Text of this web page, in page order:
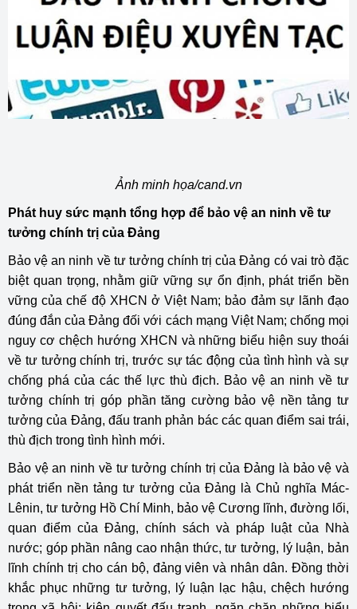
Ảnh minh họa/cand.vn
Phát huy sức mạnh tổng hợp để bảo vệ an ninh về tư
tưởng chính trị của Đảng
Bảo vệ an ninh về tư tưởng chính trị của Đảng có vai trò đặc
biệt quan trọng, nhằm giữ vững sự ổn định, phát triển bền
vững của chế độ XHCN ở Việt Nam; bảo đảm sự lãnh đạo
đúng đắn của Đảng đối với cách mạng Việt Nam; chống mọi
nguy cơ chệch hướng XHCN và những biểu hiện suy thoái
về tư tưởng chính trị, trước sự tác động của tình hình và sự
chống phá của các thế lực thù địch. Bảo vệ an ninh về tư
tưởng chính trị góp phần tăng cường bảo vệ nền tảng tư
tưởng của Đảng, đấu tranh phản bác các quan điểm sai trái,
thù địch trong tình hình mới.
Bảo vệ an ninh về tư tưởng chính trị của Đảng là bảo vệ và
phát triển nền tảng tư tưởng của Đảng là Chủ nghĩa Mác-
Lênin, tư tưởng Hồ Chí Minh, bảo vệ Cương lĩnh, đường lối,
quan điểm của Đảng, chính sách và pháp luật của Nhà
nước; góp phần nâng cao nhận thức, tư tưởng, lý luận, bản
lĩnh chính trị cho cán bộ, đảng viên và nhân dân. Đồng thời
khắc phục những tư tưởng, lý luận lạc hậu, chệch hướng